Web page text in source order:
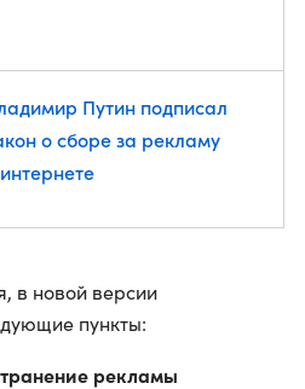
Путин подписал
о сборе за рекламу
в новой версии
пункты:
рекламы